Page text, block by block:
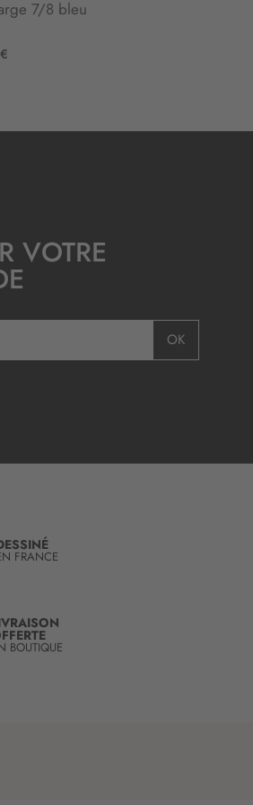
7/8 bleu
VOTRE
OK
FRANCE
BOUTIQUE